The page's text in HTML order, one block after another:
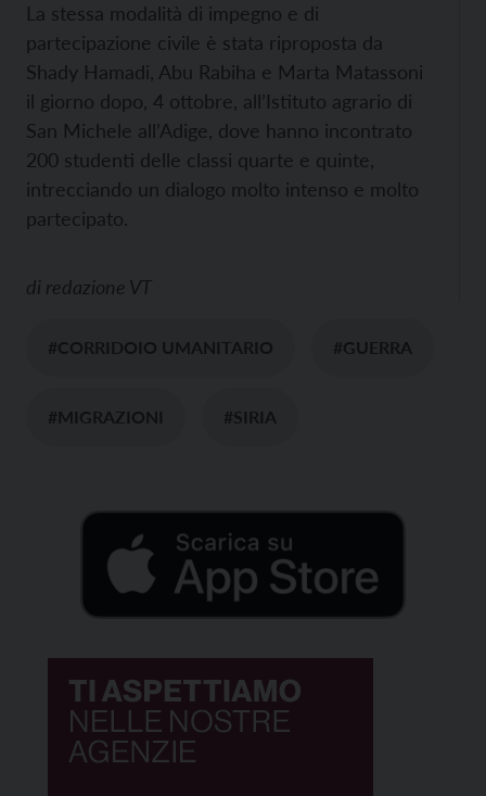
La stessa modalità di impegno e di
partecipazione civile è stata riproposta da
Shady Hamadi, Abu Rabiha e Marta Matassoni
il giorno dopo, 4 ottobre, all’Istituto agrario di
San Michele all’Adige, dove hanno incontrato
200 studenti delle classi quarte e quinte,
intrecciando un dialogo molto intenso e molto
partecipato.
di redazione VT
#CORRIDOIO UMANITARIO #GUERRA
#MIGRAZIONI #SIRIA